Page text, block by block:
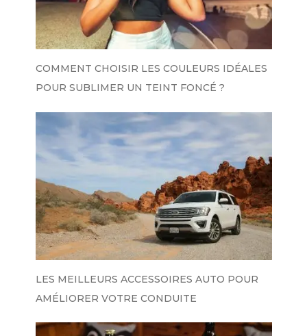
COMMENT CHOISIR LES COULEURS IDÉALES
POUR SUBLIMER UN TEINT FONCÉ ?
LES MEILLEURS ACCESSOIRES AUTO POUR
AMÉLIORER VOTRE CONDUITE